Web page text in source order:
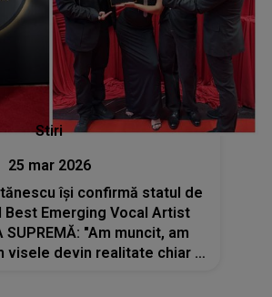
Stiri
25 mar 2026
își confirmă statul de
Best Emerging Vocal Artist
SUPREMĂ: "Am muncit, am
visele devin realitate chiar și